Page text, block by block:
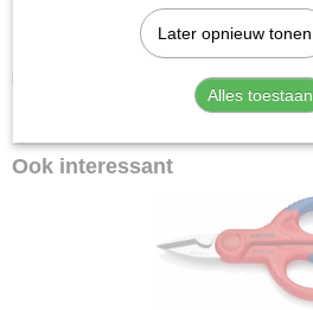
Scharnier type:geschroefd scharnier
Ook interessant
Later opnieuw tonen
Alles toestaan